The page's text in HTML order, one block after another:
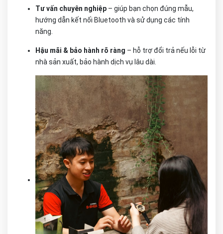
Tư vấn chuyên nghiệp – giúp bạn chọn đúng mẫu,
hướng dẫn kết nối Bluetooth và sử dụng các tính
năng.
Hậu mãi & bảo hành rõ ràng – hỗ trợ đổi trả nếu lỗi từ
nhà sản xuất, bảo hành dịch vụ lâu dài.